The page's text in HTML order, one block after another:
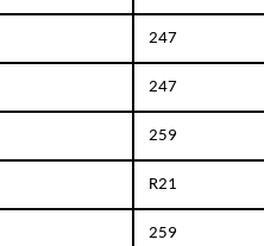
247
247
259
R21
259